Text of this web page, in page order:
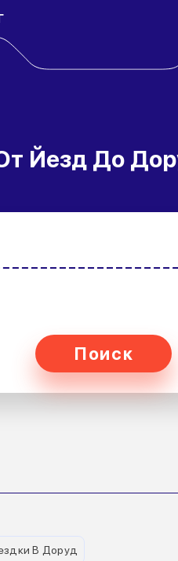
Йезд До
Поиск
В Доруд